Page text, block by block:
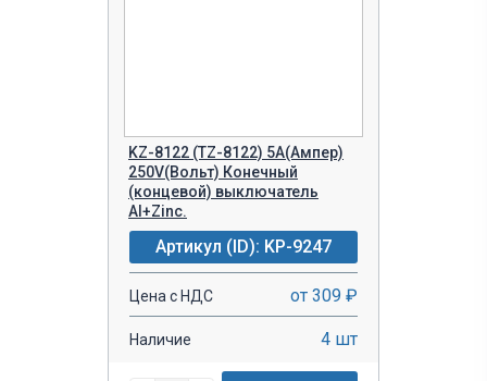
KZ-8122 (TZ-8122) 5A(Ампер)
250V(Вольт) Конечный
(концевой) выключатель
Al+Zinc.
Артикул (ID): KP-9247
Цена с НДС от 309 ₽
Наличие 4 шт